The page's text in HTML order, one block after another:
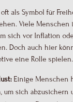
als Symbol für
Viele
sich vor Inflation
Doch auch hier
eine Rolle spielen.
Einige Menschen
um sich abzusichern